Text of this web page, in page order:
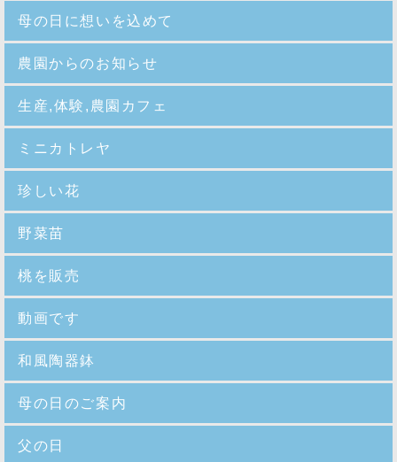
母の日に想いを込めて
農園からのお知らせ
生産,体験,農園カフェ
ミニカトレヤ
珍しい花
野菜苗
桃を販売
動画です
和風陶器鉢
母の日のご案内
父の日